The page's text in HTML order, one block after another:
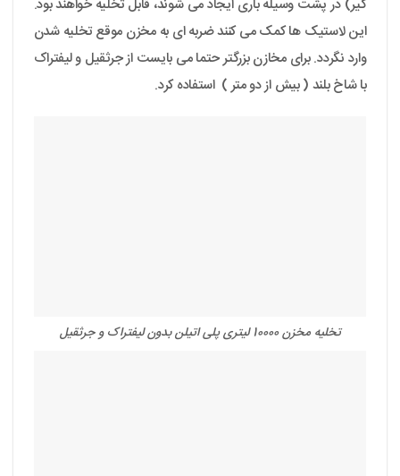
گیر) در پشت وسیله باری ایجاد می شوند، قابل تخلیه خواهند بود.
این لاستیک ها کمک می کنند ضربه ای به مخزن موقع تخلیه شدن
وارد نگردد. برای مخازن بزرگتر حتما می بایست از جرثقیل و لیفتراک
با شاخ بلند ( بیش از دو متر ) استفاده کرد.
تخلیه مخزن 10000 لیتری پلی اتیلن بدون لیفتراک و جرثقیل